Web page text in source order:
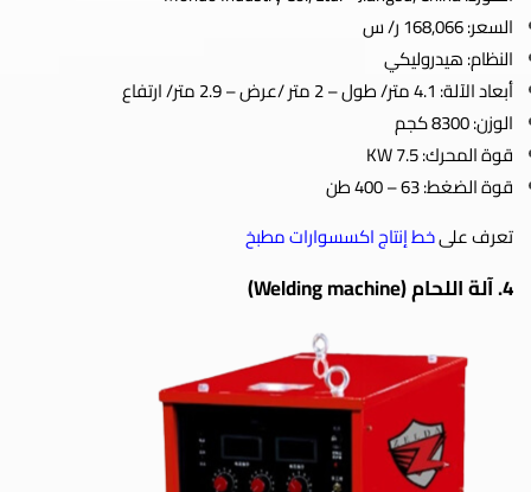
السعر: 168,066 ر/ س
النظام: هيدروليكي
أبعاد الآلة: 4.1 متر/ طول – 2 متر /عرض – 2.9 متر/ ارتفاع
الوزن: 8300 كجم
قوة المحرك: 7.5 KW
قوة الضغط: 63 – 400 طن
تعرف علىخط إنتاج اكسسوارات مطبخ
4. آلة اللحام (Welding machine)